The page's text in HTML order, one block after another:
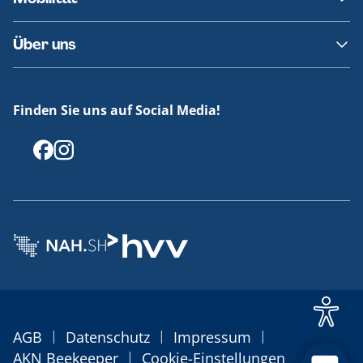
Fundsachen
Häufige Fragen
Barrierefreies Reisen
Erklärung Barrierefreiheit
Über uns
Offenlegungen
Finden Sie uns auf Social Media!
AGB | Datenschutz | Impressum |
AKN Beekeeper | Cookie-Einstellungen